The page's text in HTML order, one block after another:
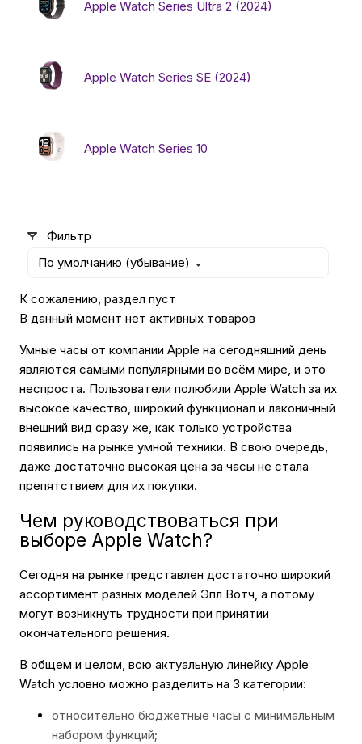
LEGO
Сервисный центр Apple в Самаре
Подарочные сертификаты
Аудио
Apple Watch Series Ultra 2 (2024)
Apple Watch Series SE (2024)
Apple Watch Series 10
Фильтр
По умолчанию (убывание)
К сожалению, раздел пуст
В данный момент нет активных товаров
Умные часы от компании Apple на сегодняшний день
являются самыми популярными во всём мире, и это
неспроста. Пользователи полюбили Apple Watch за их
высокое качество, широкий функционал и лаконичный
внешний вид сразу же, как только устройства
появились на рынке умной техники. В свою очередь,
даже достаточно высокая цена за часы не стала
препятствием для их покупки.
Чем руководствоваться при
выборе Apple Watch?
Сегодня на рынке представлен достаточно широкий
ассортимент разных моделей Эпл Вотч, а потому
могут возникнуть трудности при принятии
окончательного решения.
В общем и целом, всю актуальную линейку Apple
Watch условно можно разделить на 3 категории:
относительно бюджетные часы с минимальным
набором функций;